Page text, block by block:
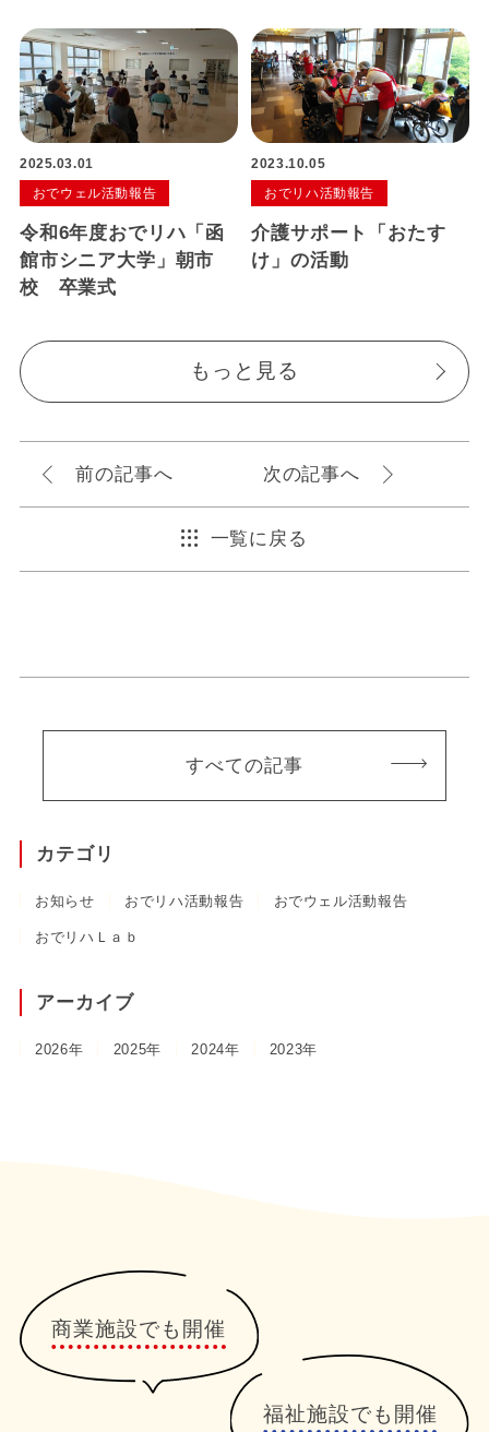
2025.03.01
おでウェル活動報告
令和6年度おでリハ「函
館市シニア大学」朝市
校 卒業式
2023.10.05
おでリハ活動報告
介護サポート「おたす
け」の活動
もっと見る
前の記事へ
一覧に戻る
次の記事へ
すべての記事
カテゴリ
お知らせ おでリハ活動報告 おでウェル活動報告
おでリハＬａｂ
アーカイブ
2026年 2025年 2024年 2023年
商業施設でも開催
福祉施設でも開催